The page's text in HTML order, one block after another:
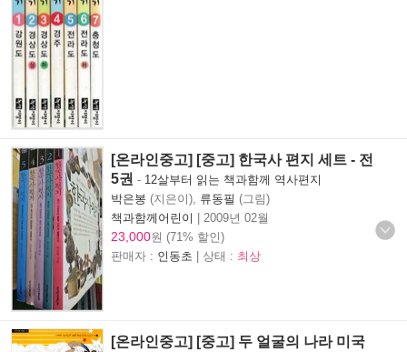
[온라인중고] [중고] 한국사 편지 세트 - 전
5권 - 12살부터 읽는 책과함께 역사편지
박은봉 (지은이), 류동필 (그림)
책과함께어린이 | 2009년 02월
23,000원 (71% 할인)
판매자 : 인동초 | 상태 : 최상
[온라인중고] [중고] 두 얼굴의 나라 미국